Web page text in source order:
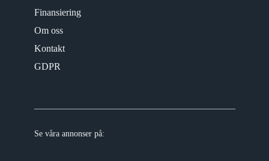
Finansiering
Om oss
Kontakt
GDPR
Se våra annonser på: